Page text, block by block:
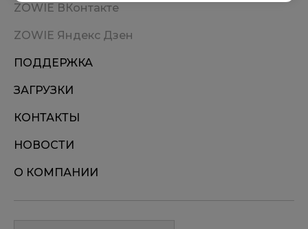
ZOWIE ВКонтакте
ZOWIE Яндекс Дзен
ПОДДЕРЖКА
ЗАГРУЗКИ
КОНТАКТЫ
НОВОСТИ
О КОМПАНИИ